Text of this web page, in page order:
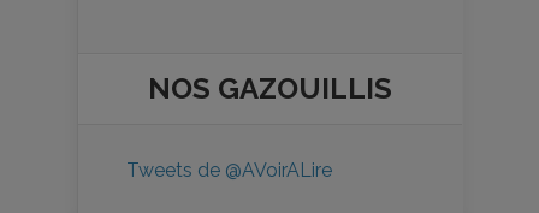
NOS GAZOUILLIS
Tweets de @AVoirALire